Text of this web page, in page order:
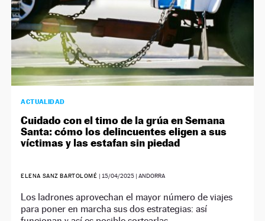
ACTUALIDAD
Cuidado con el timo de la grúa en Semana
Santa: cómo los delincuentes eligen a sus
víctimas y las estafan sin piedad
ELENA SANZ BARTOLOMÉ | 15/04/2025| ANDORRA
Los ladrones aprovechan el mayor número de viajes
para poner en marcha sus dos estrategias: así